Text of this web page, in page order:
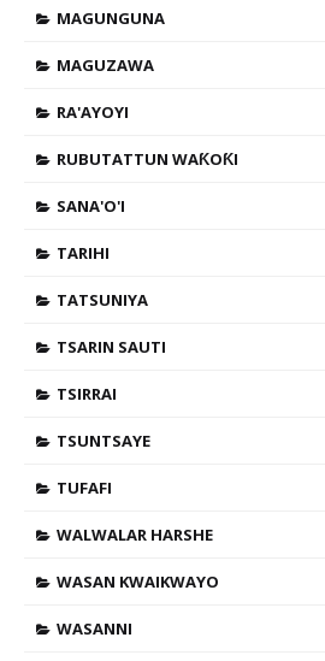
MAGUNGUNA
MAGUZAWA
RA'AYOYI
RUBUTATTUN WAƘOƘI
SANA'O'I
TARIHI
TATSUNIYA
TSARIN SAUTI
TSIRRAI
TSUNTSAYE
TUFAFI
WALWALAR HARSHE
WASAN KWAIKWAYO
WASANNI